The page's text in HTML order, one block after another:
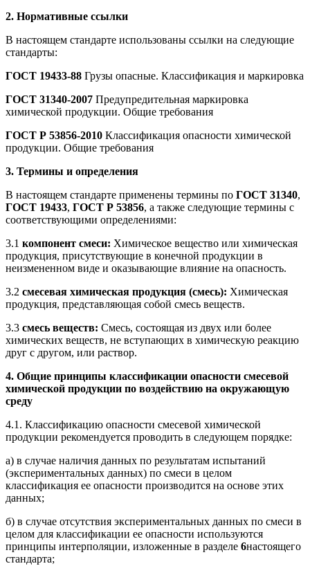
2. Нормативные ссылки
В настоящем стандарте использованы ссылки на следующие
стандарты:
ГОСТ 19433-88 Грузы опасные. Классификация и маркировка
ГОСТ 31340-2007 Предупредительная маркировка
химической продукции. Общие требования
ГОСТ Р 53856-2010 Классификация опасности химической
продукции. Общие требования
3. Термины и определения
В настоящем стандарте применены термины по ГОСТ 31340,
ГОСТ 19433, ГОСТ Р 53856, а также следующие термины с
соответствующими определениями:
3.1 компонент смеси: Химическое вещество или химическая
продукция, присутствующие в конечной продукции в
неизмененном виде и оказывающие влияние на опасность.
3.2 смесевая химическая продукция (смесь): Химическая
продукция, представляющая собой смесь веществ.
3.3 смесь веществ: Смесь, состоящая из двух или более
химических веществ, не вступающих в химическую реакцию
друг с другом, или раствор.
4. Общие принципы классификации опасности смесевой
химической продукции по воздействию на окружающую
среду
4.1. Классификацию опасности смесевой химической
продукции рекомендуется проводить в следующем порядке:
а) в случае наличия данных по результатам испытаний
(экспериментальных данных) по смеси в целом
классификация ее опасности производится на основе этих
данных;
б) в случае отсутствия экспериментальных данных по смеси в
целом для классификации ее опасности используются
принципы интерполяции, изложенные в разделе 6настоящего
стандарта;